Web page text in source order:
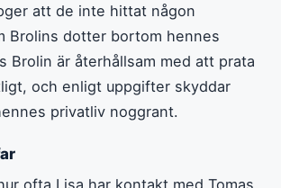
att de inte hittat någon
Brolins dotter bortom hennes
Brolin är återhållsam med att prata
och enligt uppgifter skyddar
privatliv noggrant.
ofta Lisa har kontakt med Tomas